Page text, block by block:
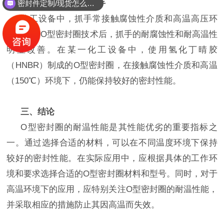
案例二：化工设备抓手
化工设备中，抓手常接触腐蚀性介质和高温高压环
境。采用O型密封圈技术后，抓手的耐腐蚀性和耐高温性
明显改善。在某一化工设备中，使用氢化丁晴胶
（HNBR）制成的O型密封圈，在接触腐蚀性介质和高温
（150℃）环境下，仍能保持较好的密封性能。
三、结论
O型密封圈的耐温性能是其性能优劣的重要指标之
一。通过选择合适的材料，可以在不同温度环境下保持
较好的密封性能。在实际应用中，应根据具体的工作环
境和要求选择合适的O型密封圈材料和型号。同时，对于
高温环境下的应用，应特别关注O型密封圈的耐温性能，
并采取相应的措施防止其因高温而失效。
密封件定制/现货怎么报价，起订量多少？